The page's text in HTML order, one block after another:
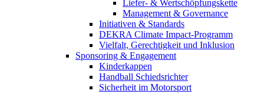
Liefer- & Wertschöpfungskette
Management & Governance
Initiativen & Standards
DEKRA Climate Impact-Programm
Vielfalt, Gerechtigkeit und Inklusion​
Sponsoring & Engagement
Kinderkappen
Handball Schiedsrichter
Sicherheit im Motorsport